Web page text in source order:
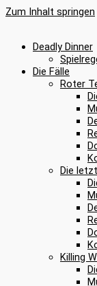
Zum Inhalt springen
Deadly Dinner
Die Fälle
Roter
Die
Killing